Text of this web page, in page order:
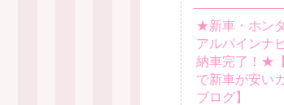
★新車・ホン
アルパインナ
納車完了！★
で新車が安い
ブログ】